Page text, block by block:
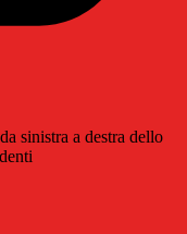
sinistra a destra dello